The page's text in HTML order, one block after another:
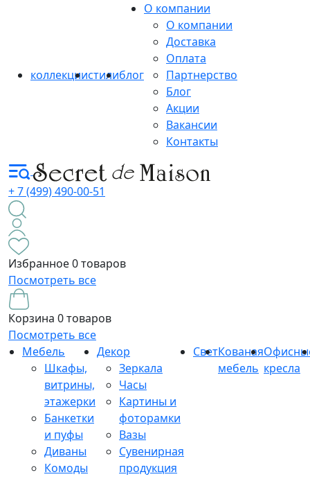
коллекциистилиблог
О компании
О компании
Доставка
Оплата
Партнерство
Блог
Акции
Вакансии
Контакты
+ 7 (499) 490-00-51
Избранное0 товаров
Посмотреть все
Корзина 0 товаров
Посмотреть все
Мебель
Шкафы,
витрины,
этажерки
Банкетки
и пуфы
Диваны
Комоды
Декор
Зеркала
Часы
Картины и
фоторамки
Вазы
Сувенирная
продукция
СветКованая
мебель кресла